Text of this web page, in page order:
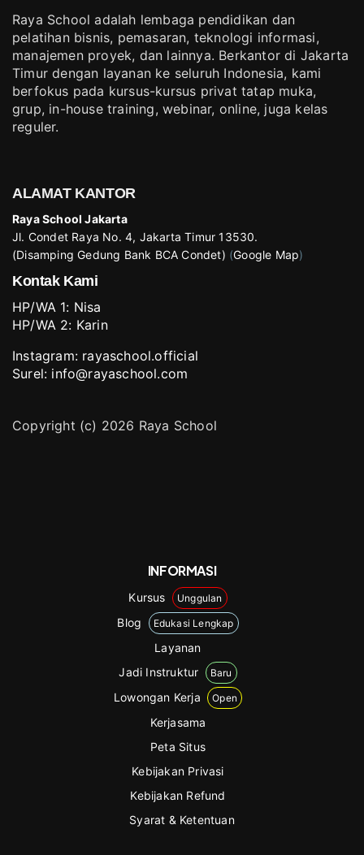
Raya School adalah lembaga pendidikan dan
pelatihan bisnis, pemasaran, teknologi informasi,
manajemen proyek, dan lainnya. Berkantor di Jakarta
Timur dengan layanan ke seluruh Indonesia, kami
berfokus pada kursus-kursus privat tatap muka,
grup, in-house training, webinar, online, juga kelas
reguler.
ALAMAT KANTOR
Raya School Jakarta
Jl. Condet Raya No. 4, Jakarta Timur 13530.
(Disamping Gedung Bank BCA Condet) (Google Map)
Kontak Kami
HP/WA 1: Nisa
HP/WA 2: Karin
Instagram: rayaschool.official
Surel: info@rayaschool.com
Copyright (c) 2026 Raya School
INFORMASI
Kursus Unggulan
Blog Edukasi Lengkap
Layanan
Jadi Instruktur
Baru
Lowongan Kerja Open
Kerjasama
Peta Situs
Kebijakan Privasi
Kebijakan Refund
Syarat & Ketentuan